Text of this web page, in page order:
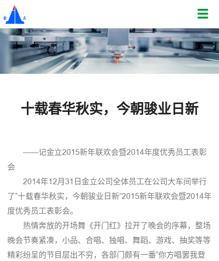
十载春华秋实，今朝骏业日新
——记金立2015新年联欢会暨2014年度优秀员工表彰
会
2014年12月31日金立公司全体员工在公司大车间举行
了“十载春华秋实，今朝骏业日新”2015新年联欢会暨2014年
度优秀员工表彰会。
热情奔放的开场舞《开门红》拉开了晚会的序幕，整场
晚会节奏紧凑，小品、合唱、独唱、舞蹈、游戏、抽奖等等
精彩纷呈的节目层出不穷，各部门颇有一番“你方唱罢我登